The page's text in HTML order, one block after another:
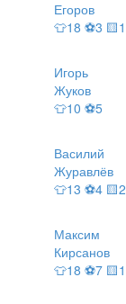
Егоров
👕18 ⚽3 🟨1
Игорь
Жуков
👕10 ⚽5
Василий
Журавлёв
👕13 ⚽4 🟨2
Максим
Кирсанов
👕18 ⚽7 🟨1